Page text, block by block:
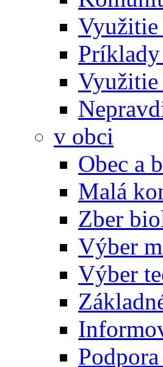
Využitie
Využitie
v obci
Obec a
Malá
Zber
Výber
Výber